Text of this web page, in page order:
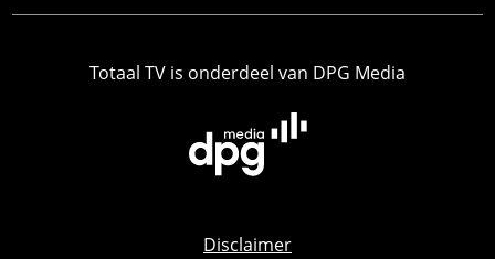
Totaal TV is onderdeel van DPG Media
Disclaimer